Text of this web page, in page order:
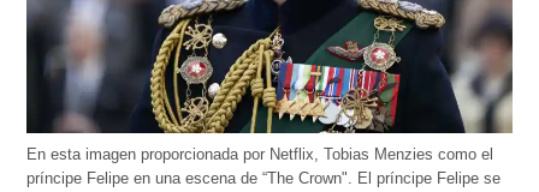
En esta imagen proporcionada por Netflix, Tobias Menzies como el
príncipe Felipe en una escena de “The Crown". El príncipe Felipe se